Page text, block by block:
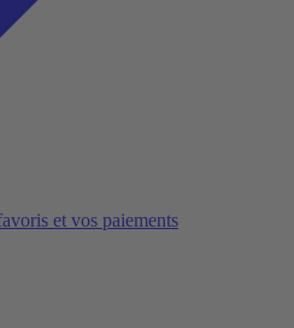
et vos paiements